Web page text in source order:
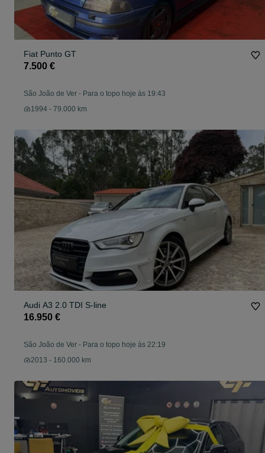
Fiat Punto GT
7.500 €
São João de Ver - Para o topo hoje às 19:43
1994 - 79.000 km
Audi A3 2.0 TDI S-line
16.950 €
São João de Ver - Para o topo hoje às 22:19
2013 - 160.000 km